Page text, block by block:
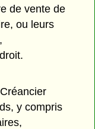
de vente de
ou leurs
y compris